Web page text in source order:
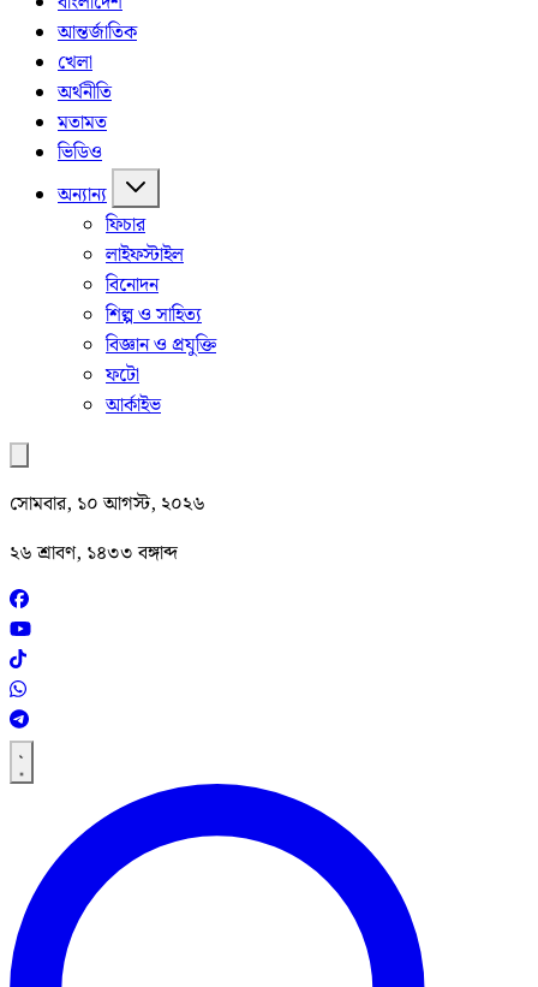
আন্তর্জাতিক
খেলা
অর্থনীতি
মতামত
ভিডিও
অন্যান্য
ফিচার
লাইফস্টাইল
বিনোদন
শিল্প ও সাহিত্য
বিজ্ঞান ও প্রযুক্তি
ফটো
আর্কাইভ
সোমবার, ১০ আগস্ট, ২০২৬
২৬ শ্রাবণ, ১৪৩৩ বঙ্গাব্দ